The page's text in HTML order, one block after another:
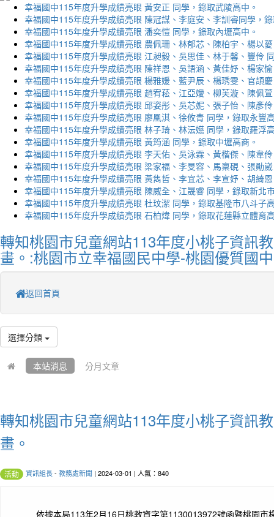
幸福國中115年度升學成績亮眼 黃安正 同學，錄取武陵高中。
幸福國中115年度升學成績亮眼 陳冠謀、李庭安、李訓睿同學，
幸福國中115年度升學成績亮眼 潘奕愷 同學，錄取內壢高中。
幸福國中115年度升學成績亮眼 農佩珊、林郁芯、陳柏宇、楊以
幸福國中115年度升學成績亮眼 江昶毅、吳思佳、林于馨、豐伶
幸福國中115年度升學成績亮眼 陳祥恩、吳語涵、黃佳妤、楊家
幸福國中115年度升學成績亮眼 楊雅媛、藍尹辰、楊琇雯、官頡
幸福國中115年度升學成績亮眼 趙宥菘、江亞嬡、柳芙漩、陳佩
幸福國中115年度升學成績亮眼 邱姿彤、吳芯妮、張子怡、陳彥
幸福國中115年度升學成績亮眼 廖凰淇、徐攸青 同學，錄取永豐
幸福國中115年度升學成績亮眼 林子琦、林沄嬨 同學，錄取羅浮
幸福國中115年度升學成績亮眼 黃筠涵 同學，錄取中壢高商。
幸福國中115年度升學成績亮眼 李天佑、吳泳霖、黃楷傑、陳韋
幸福國中115年度升學成績亮眼 梁家福、李旻容、馬稟硯、張勛
幸福國中115年度升學成績亮眼 黃雋哲、李宜芯、李宣妤、胡綺
幸福國中115年度升學成績亮眼 陳威全、江晟睿 同學，錄取新北
幸福國中115年度升學成績亮眼 杜玟潔 同學，錄取基隆市八斗子
幸福國中115年度升學成績亮眼 石柏煒 同學，錄取花蓮縣立體育
轉知桃園市兒童網站113年度小桃子資訊
畫。:桃園市立幸福國民中學-桃園優質國中
返回首頁
選擇分類
本站消息 分月文章
轉知桃園市兒童網站113年度小桃子資訊
畫。
活動 資訊組長- 教務處新聞 | 2024-03-01 | 人氣：840
依據本局113年2月16日桃教資字第1130013972號函暨桃園市